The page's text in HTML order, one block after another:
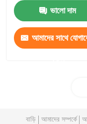
ভালো দাম
আমাদের সাথে
বাড়ি আমাদের সম্পর্কে